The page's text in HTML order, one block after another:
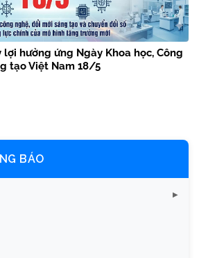
hưởng ứng Ngày Khoa học, Công
tạo Việt Nam 18/5
BÁO
viên